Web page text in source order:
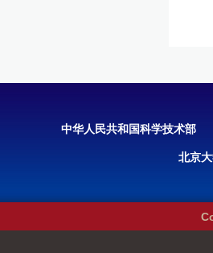
中华人民共和国科学技术部
北京